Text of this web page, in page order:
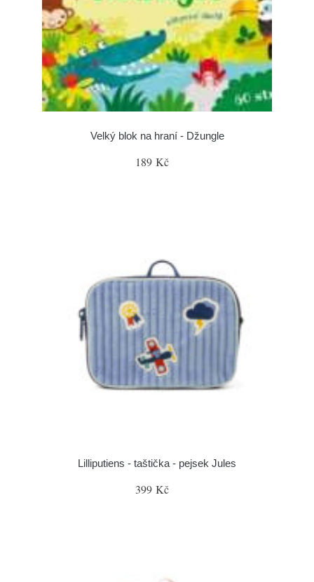
Velký blok na hraní - Džungle
189 Kč
Lilliputiens - taštička - pejsek Jules
399 Kč